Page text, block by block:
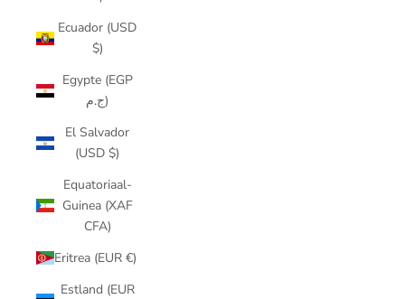
Ecuador (USD
$)
Egypte (EGP
ج.م)
El Salvador
(USD $)
Equatoriaal-
Guinea (XAF
CFA)
Eritrea (EUR €)
Estland (EUR